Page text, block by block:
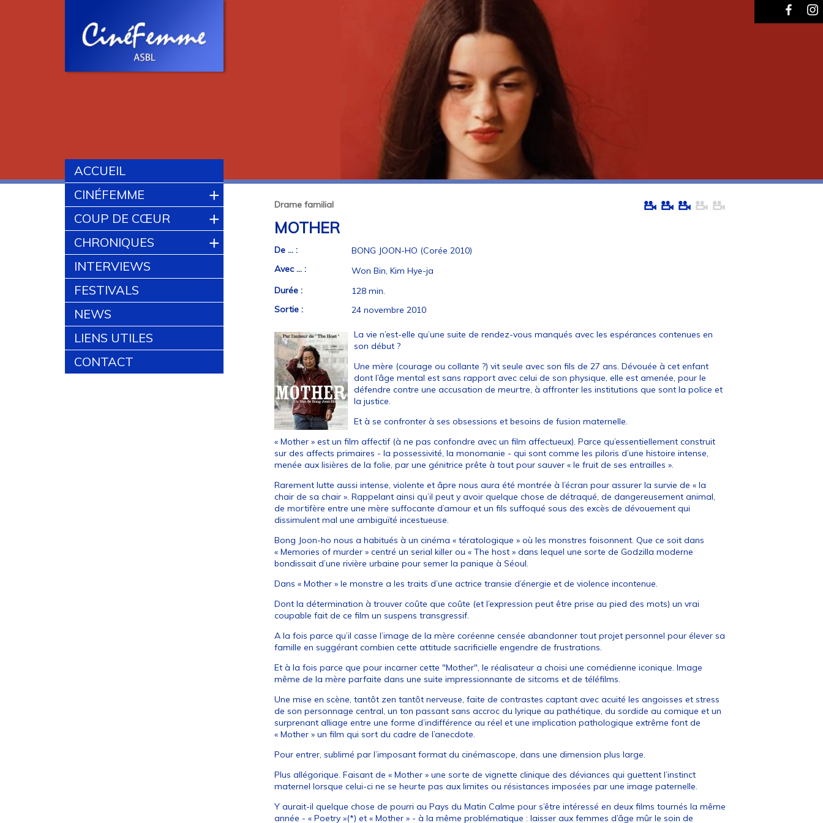
ACCUEIL
CINÉFEMME
+
COUP DE CŒUR +
CHRONIQUES +
INTERVIEWS
FESTIVALS
NEWS
LIENS UTILES
CONTACT
Drame familial
MOTHER
De ... :
BONG JOON-HO (Corée 2010)
Avec ... :
Won Bin, Kim Hye-ja
Durée :
128 min.
Sortie :
24 novembre 2010
La vie n’est-elle qu’une suite de rendez-vous manqués avec les espérances contenues en
son début ?
Une mère (courage ou collante ?) vit seule avec son fils de 27 ans. Dévouée à cet enfant
dont l’âge mental est sans rapport avec celui de son physique, elle est amenée, pour le
défendre contre une accusation de meurtre, à affronter les institutions que sont la police et
la justice.
Et à se confronter à ses obsessions et besoins de fusion maternelle.
« Mother » est un film affectif (à ne pas confondre avec un film affectueux). Parce qu’essentiellement construit
sur des affects primaires - la possessivité, la monomanie - qui sont comme les piloris d’une histoire intense,
menée aux lisières de la folie, par une génitrice prête à tout pour sauver « le fruit de ses entrailles ».
Rarement lutte aussi intense, violente et âpre nous aura été montrée à l’écran pour assurer la survie de « la
chair de sa chair ». Rappelant ainsi qu’il peut y avoir quelque chose de détraqué, de dangereusement animal,
de mortifère entre une mère suffocante d’amour et un fils suffoqué sous des excès de dévouement qui
dissimulent mal une ambiguïté incestueuse.
Bong Joon-ho nous a habitués à un cinéma « tératologique » où les monstres foisonnent. Que ce soit dans
« Memories of murder » centré un serial killer ou « The host » dans lequel une sorte de Godzilla moderne
bondissait d’une rivière urbaine pour semer la panique à Séoul.
Dans « Mother » le monstre a les traits d’une actrice transie d’énergie et de violence incontenue.
Dont la détermination à trouver coûte que coûte (et l’expression peut être prise au pied des mots) un vrai
coupable fait de ce film un suspens transgressif.
A la fois parce qu’il casse l’image de la mère coréenne censée abandonner tout projet personnel pour élever sa
famille en suggérant combien cette attitude sacrificielle engendre de frustrations.
Et à la fois parce que pour incarner cette "Mother", le réalisateur a choisi une comédienne iconique. Image
même de la mère parfaite dans une suite impressionnante de sitcoms et de téléfilms.
Une mise en scène, tantôt zen tantôt nerveuse, faite de contrastes captant avec acuité les angoisses et stress
de son personnage central, un ton passant sans accroc du lyrique au pathétique, du sordide au comique et un
surprenant alliage entre une forme d’indifférence au réel et une implication pathologique extrême font de
« Mother » un film qui sort du cadre de l’anecdote.
Pour entrer, sublimé par l’imposant format du cinémascope, dans une dimension plus large.
Plus allégorique. Faisant de « Mother » une sorte de vignette clinique des déviances qui guettent l’instinct
maternel lorsque celui-ci ne se heurte pas aux limites ou résistances imposées par une image paternelle.
Y aurait-il quelque chose de pourri au Pays du Matin Calme pour s’être intéressé en deux films tournés la même
année - « Poetry »(*) et « Mother » - à la même problématique : laisser aux femmes d’âge mûr le soin de